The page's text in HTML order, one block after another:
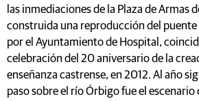
las inmediaciones de la Plaza de Armas
construida una reproducción del puente
por el Ayuntamiento de Hospital,
celebración del 20 aniversario de la
enseñanza castrense, en 2012. Al año
paso sobre el río Órbigo fue el escenario